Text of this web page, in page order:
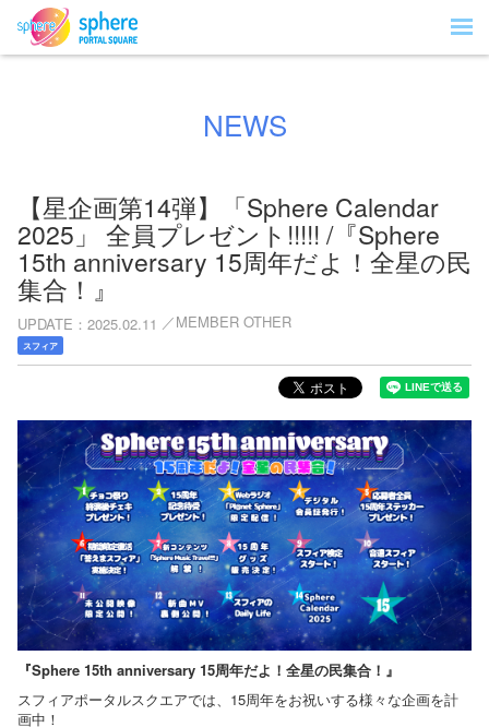
NEWS
【星企画第14弾】「Sphere Calendar
2025」 全員プレゼント!!!!! /『Sphere
15th anniversary 15周年だよ！全星の民
集合！』
UPDATE 2025.02.11 MEMBER OTHER
スフィア
『Sphere 15th anniversary 15周年だよ！全星の民集合！』
スフィアポータルスクエアでは、15周年をお祝いする様々な企画を計
画中！